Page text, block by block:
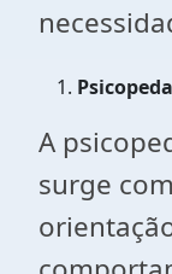
A
surge